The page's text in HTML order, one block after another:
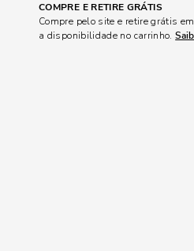
COMPRE E RETIRE GRÁTIS
Compre pelo site e retire grátis
a disponibilidade no carrinho.